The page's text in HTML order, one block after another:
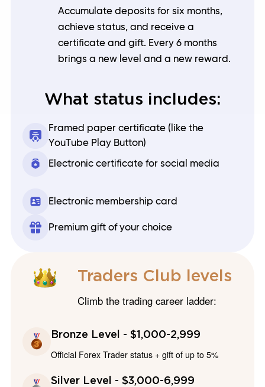
Accumulate deposits for six months,
achieve status, and receive a
certificate and gift. Every 6 months
brings a new level and a new reward.
What status includes:
Framed paper certificate (like the
YouTube Play Button)
Electronic certificate for social media
Electronic membership card
Premium gift of your choice
Traders Club levels
Climb the trading career ladder:
Bronze Level - $1,000-2,999
Official Forex Trader status + gift of up to 5%
Silver Level - $3,000-6,999